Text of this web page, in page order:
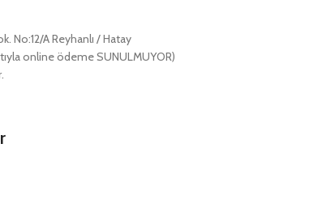
No:12/A Reyhanlı / Hatay
online ödeme SUNULMUYOR)